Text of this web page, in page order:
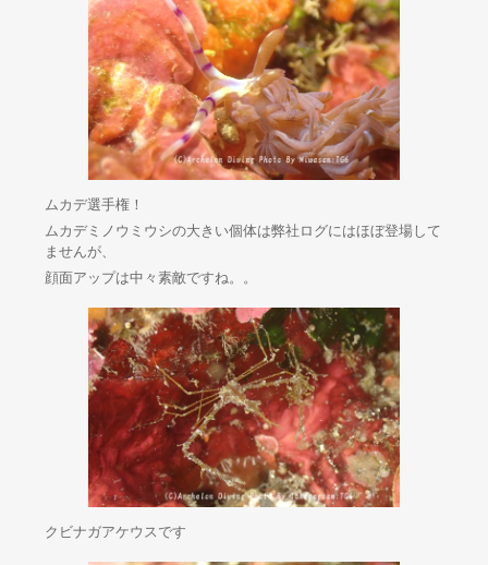
ムカデ選手権！
ムカデミノウミウシの大きい個体は弊社ログにはほぼ登場して
ませんが、
顔面アップは中々素敵ですね。。
クビナガアケウスです